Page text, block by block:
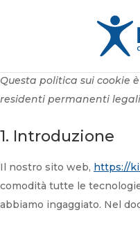
Questa politica sui cookie
residenti permanenti legali
1. Introduzione
Il nostro sito web, https://
comodità tutte le
abbiamo ingaggiato. Nel